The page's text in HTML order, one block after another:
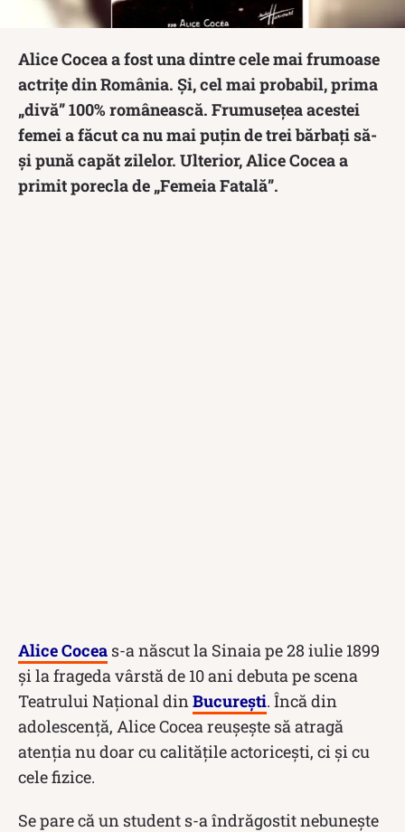
Alice Cocea a fost una dintre cele mai frumoase
actrițe din România. Și, cel mai probabil, prima
„divă” 100% românească. Frumusețea acestei
femei a făcut ca nu mai puțin de trei bărbați să-
și pună capăt zilelor. Ulterior, Alice Cocea a
primit porecla de „Femeia Fatală”.
Alice Cocea s-a născut la Sinaia pe 28 iulie 1899
și la frageda vârstă de 10 ani debuta pe scena
Teatrului Naţional din Bucureşti. Încă din
adolescență, Alice Cocea reușește să atragă
atenția nu doar cu calitățile actoricești, ci și cu
cele fizice.
Se pare că un student s-a îndrăgostit nebunește